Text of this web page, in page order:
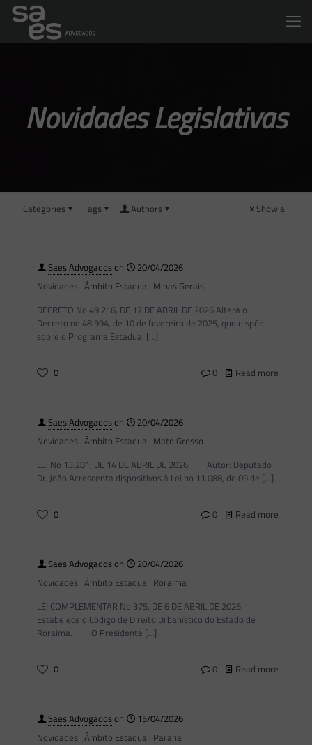
Novidades Legislativas
Categories Tags Authors Show all
Saes Advogadoson
20/04/2026
Novidades | Âmbito Estadual: Minas Gerais
DECRETO No 49.216, DE 17 DE ABRIL DE 2026 Altera o
Decreto no 48.994, de 10 de fevereiro de 2025, que dispõe
sobre o Programa Estadual […]
0 0 Read more
Saes Advogadoson
20/04/2026
Novidades | Âmbito Estadual: Mato Grosso
LEI No 13.281, DE 14 DE ABRIL DE 2026 Autor: Deputado
Dr. João Acrescenta dispositivos à Lei no 11.088, de 09 de […]
0 0 Read more
Saes Advogadoson
20/04/2026
Novidades | Âmbito Estadual: Roraima
LEI COMPLEMENTAR No 375, DE 6 DE ABRIL DE 2026
Estabelece o Código de Direito Urbanístico do Estado de
Roraima. O Presidente […]
0 0 Read more
Saes Advogadoson
15/04/2026
Novidades | Âmbito Estadual: Paraná